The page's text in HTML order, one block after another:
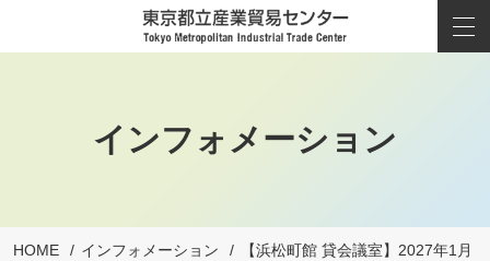
インフォメーション
HOME インフォメーション
【浜松町館 貸会議室】2027年1月